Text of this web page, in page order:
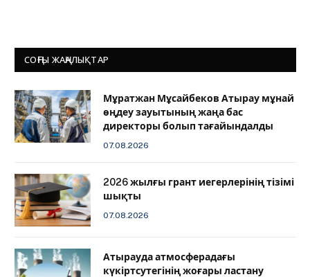
СОҢҒЫ ЖАҢАЛЫҚТАР
Мұратжан Мұсайбеков Атырау мұнай
өңдеу зауытының жаңа бас
директоры болып тағайындалды
07.08.2026
2026 жылғы грант иегерлерінің тізімі
шықты
07.08.2026
Атырауда атмосферадағы
күкіртсутегінің жоғары ластану